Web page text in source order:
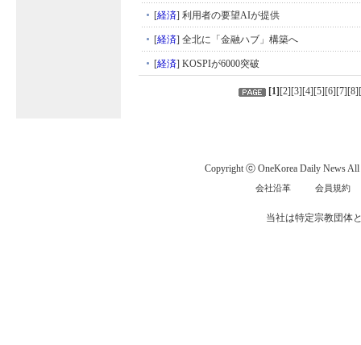
[経済] 利用者の要望AIが提供
[経済] 全北に「金融ハブ」構築へ
[経済] KOSPIが6000突破
[1] [2][3][4][5][6][7][8][
Copyright ⓒ OneKorea Daily News All
会社沿革 会員規約
当社は特定宗教団体